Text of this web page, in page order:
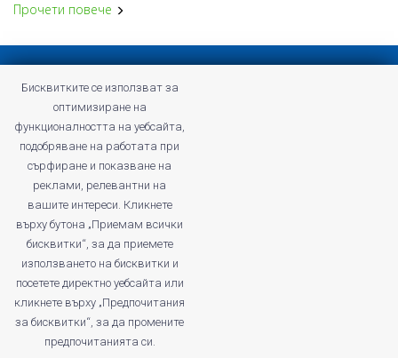
Прочети повече
Общи условия на Profitshare
Често задавани въпроси
Конфиденциална политика
profitshare.ro
profitshare.bg
© 2026Кънвършън Маркетинг ЕООД
Регистриран като администратор на лични данни в Комисията за
Бисквитките се използват за
оптимизиране на
функционалността на уебсайта,
подобряване на работата при
сърфиране и показване на
реклами, релевантни на
вашите интереси. Кликнете
върху бутона „Приемам всички
бисквитки“, за да приемете
използването на бисквитки и
посетете директно уебсайта или
кликнете върху „Предпочитания
за бисквитки“, за да промените
предпочитанията си.